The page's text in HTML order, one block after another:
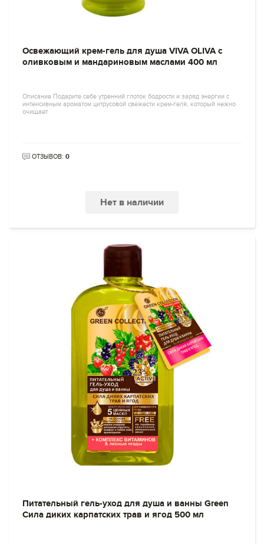
Освежающий крем-гель для душа VIVA OLIVA с
оливковым и мандариновым маслами 400 мл
Описание Подарите себе утренний глоток бодрости и заряд энергии с
интенсивным ароматом цитрусовой свежести крем-геля, который нежно
очищает
ОТЗЫВОВ: 0
Нет в наличии
Питательный гель-уход для душа и ванны Green
Сила диких карпатских трав и ягод 500 мл